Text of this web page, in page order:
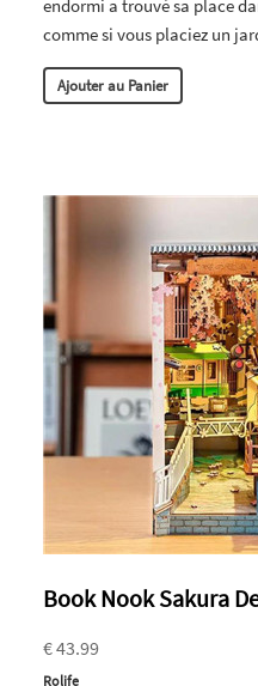
endormi a trouvé sa place
comme si vous placiez un
Ajouter au Panier
Book Nook Sakura
€ 43.99
Rolife